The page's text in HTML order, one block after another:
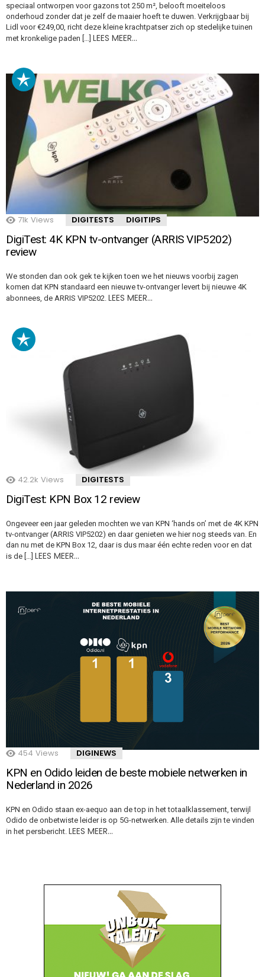
speciaal ontworpen voor gazons tot 250 m², belooft moeiteloos
onderhoud zonder dat je zelf de maaier hoeft te duwen. Verkrijgbaar bij
Lidl voor €249,00, richt deze kleine krachtpatser zich op stedelijke tuinen
met kronkelige paden […] LEES MEER…
71k Views DIGITESTS DIGITIPS
DigiTest: 4K KPN tv-ontvanger (ARRIS VIP5202)
review
We stonden dan ook gek te kijken toen we het nieuws voorbij zagen
komen dat KPN standaard een nieuwe tv-ontvanger levert bij nieuwe 4K
abonnees, de ARRIS VIP5202. LEES MEER…
42.2k Views DIGITESTS
DigiTest: KPN Box 12 review
Ongeveer een jaar geleden mochten we van KPN ‘hands on’ met de 4K KPN
tv-ontvanger (ARRIS VIP5202) en daar genieten we hier nog steeds van. En
dan nu met de KPN Box 12, daar is dus maar één echte reden voor en dat
is de […] LEES MEER…
454 Views DIGINEWS
KPN en Odido leiden de beste mobiele netwerken in
Nederland in 2026
KPN en Odido staan ex-aequo aan de top in het totaalklassement, terwijl
Odido de onbetwiste leider is op 5G-netwerken. Alle details zijn te vinden
in het persbericht. LEES MEER…